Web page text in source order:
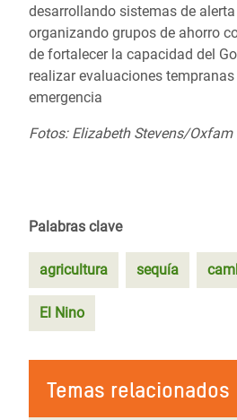
desarrollando sistemas de
organizando grupos de ahorro
de fortalecer la capacidad del
realizar evaluaciones
emergencia
Fotos: Elizabeth Stevens/Oxfam
Palabras clave
agricultura sequía
El Nino
Temas relacionados